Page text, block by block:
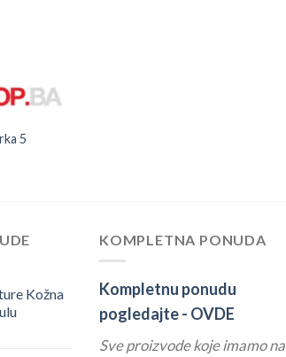
5
Kožna
KOMPLETNA PONUDA
Kompletnu ponudu
pogledajte - OVDE
Sve proizvode koje imamo na